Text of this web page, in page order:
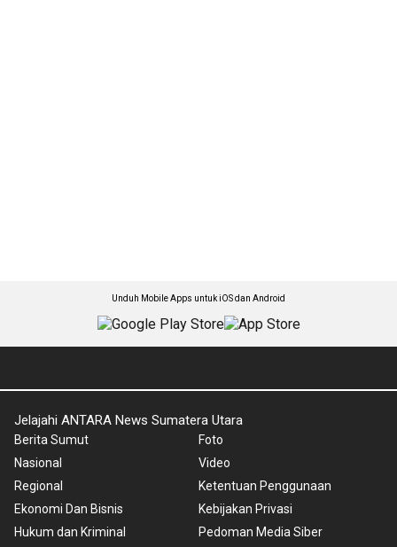
Unduh Mobile Apps untuk iOS dan Android
Jelajahi ANTARA News Sumatera Utara
Berita Sumut
Nasional
Regional
Ekonomi Dan Bisnis
Hukum dan Kriminal
Foto
Video
Ketentuan Penggunaan
Kebijakan Privasi
Pedoman Media Siber